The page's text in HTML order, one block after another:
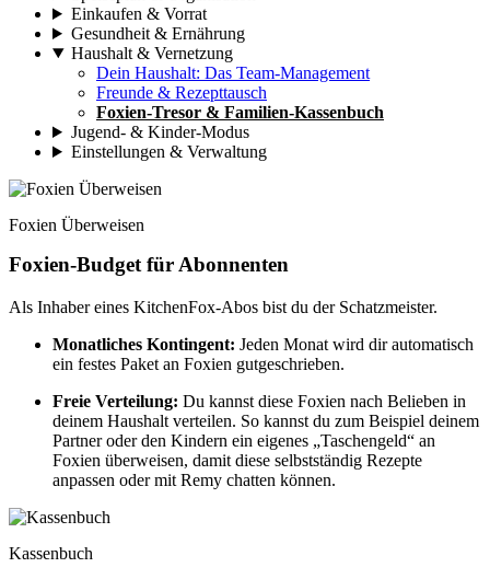
Einkaufen & Vorrat
Gesundheit & Ernährung
Haushalt & Vernetzung
Dein Haushalt: Das Team-Management
Freunde & Rezepttausch
Foxien-Tresor & Familien-Kassenbuch
Jugend- & Kinder-Modus
Einstellungen & Verwaltung
Foxien Überweisen
Foxien-Budget für Abonnenten
Als Inhaber eines KitchenFox-Abos bist du der Schatzmeister.
Monatliches Kontingent: Jeden Monat wird dir automatisch
ein festes Paket an Foxien gutgeschrieben.
Freie Verteilung: Du kannst diese Foxien nach Belieben in
deinem Haushalt verteilen. So kannst du zum Beispiel deinem
Partner oder den Kindern ein eigenes „Taschengeld“ an
Foxien überweisen, damit diese selbstständig Rezepte
anpassen oder mit Remy chatten können.
Kassenbuch